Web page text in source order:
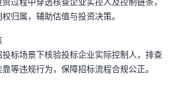
归属，辅助估值与投资决策。
标场景下核验投标企业实际控制人，排查
等违规行为，保障招标流程合规公正。